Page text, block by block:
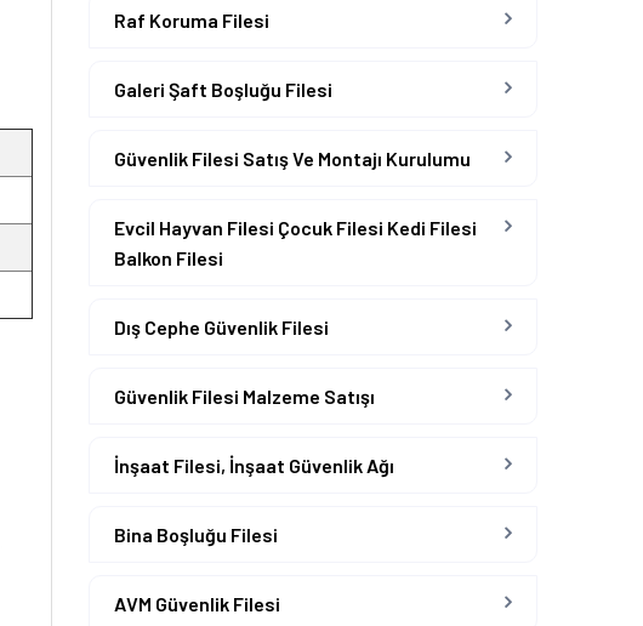
Raf Koruma Filesi
Galeri Şaft Boşluğu Filesi
Güvenlik Filesi Satış Ve Montajı Kurulumu
Evcil Hayvan Filesi Çocuk Filesi Kedi Filesi
Balkon Filesi
Dış Cephe Güvenlik Filesi
Güvenlik Filesi Malzeme Satışı
İnşaat Filesi, İnşaat Güvenlik Ağı
Bina Boşluğu Filesi
AVM Güvenlik Filesi